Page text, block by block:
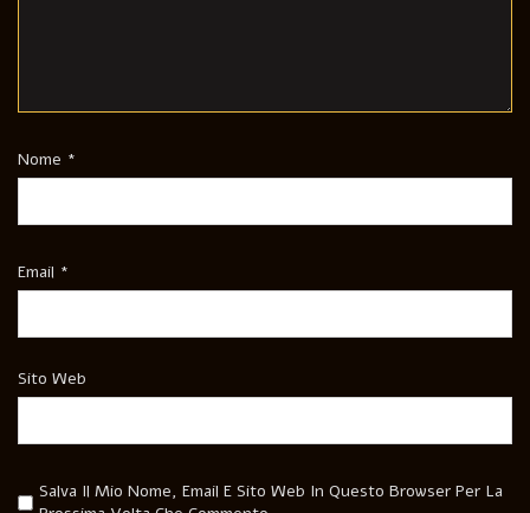
Nome *
Email *
Sito Web
Salva Il Mio Nome, Email E Sito Web In Questo Browser Per La